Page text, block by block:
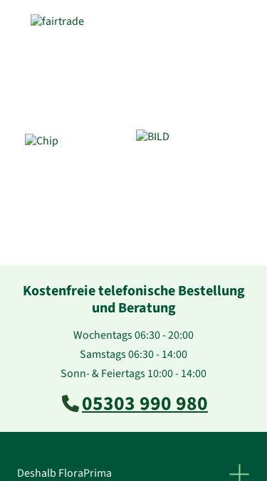
Kostenfreie telefonische Bestellung
und Beratung
Wochentags 06:30 - 20:00
Samstags 06:30 - 14:00
Sonn- & Feiertags 10:00 - 14:00
05303 990 980
Deshalb FloraPrima